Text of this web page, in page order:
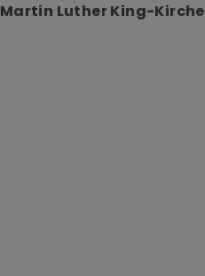
Martin Luther King-Kirche